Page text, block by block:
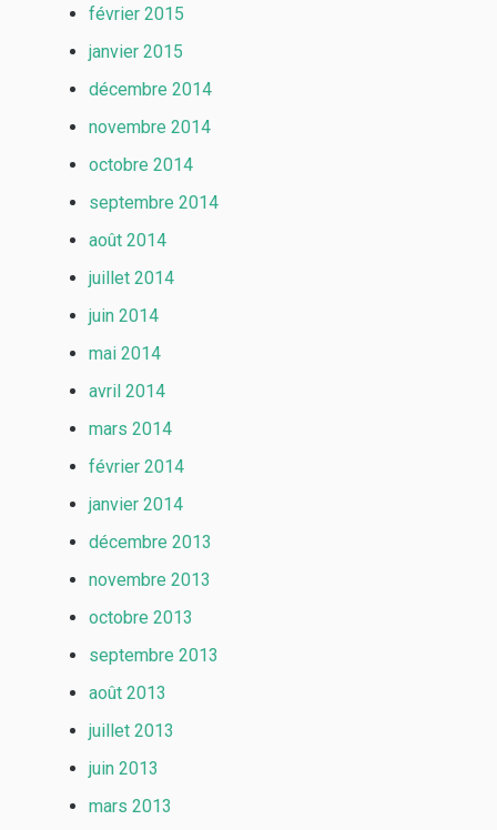
février 2015
janvier 2015
décembre 2014
novembre 2014
octobre 2014
septembre 2014
août 2014
juillet 2014
juin 2014
mai 2014
avril 2014
mars 2014
février 2014
janvier 2014
décembre 2013
novembre 2013
octobre 2013
septembre 2013
août 2013
juillet 2013
juin 2013
mars 2013